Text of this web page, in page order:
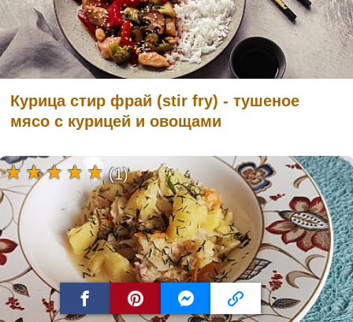
Курица стир фрай (stir fry) - тушеное
мясо с курицей и овощами
(1)